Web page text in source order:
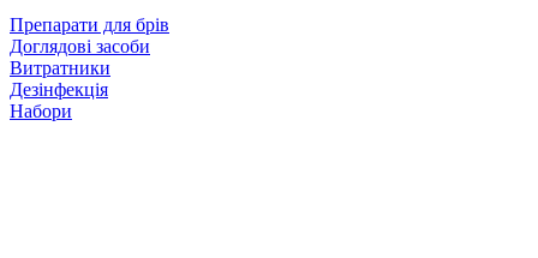
Препарати для брів
Доглядові засоби
Витратники
Дезінфекція
Набори